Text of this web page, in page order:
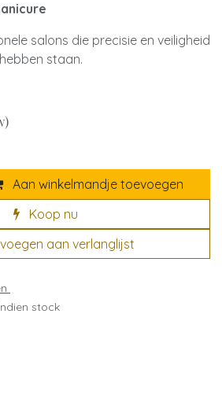
salons die precisie en veiligheid
staan.
Aan winkelmandje toevoegen
Koop nu
aan verlanglijst
stock